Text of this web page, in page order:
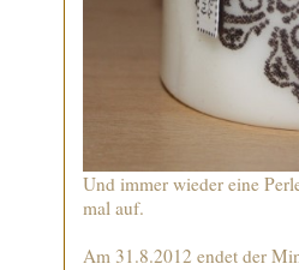
Und immer wieder eine
mal auf.
Am 31.8.2012 endet der